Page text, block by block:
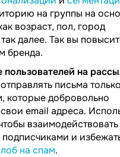
на группы на
возраст, пол, город
далее. Так вы
бренда.
на
письма
которые добровольно
email адреса.
взаимодействовать
и
на спам.